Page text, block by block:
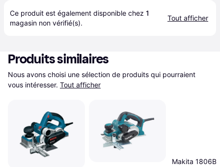
Ce produit est également disponible chez 1
magasin non vérifié(s).
Tout afficher
Produits similaires
Nous avons choisi une sélection de produits qui pourraient
vous intéresser. Tout afficher
Makita 1806B